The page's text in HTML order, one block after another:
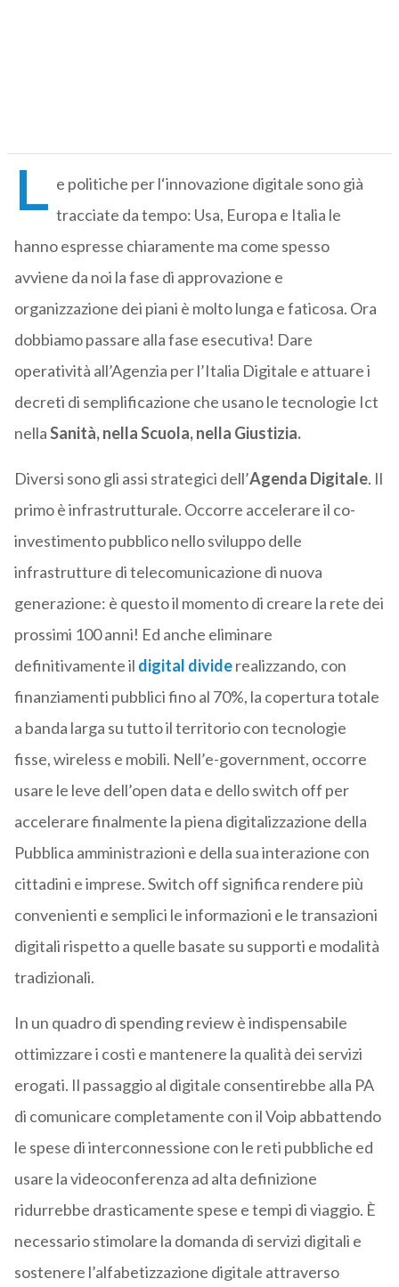
L e politiche per l‘innovazione digitale sono già
tracciate da tempo: Usa, Europa e Italia le
hanno espresse chiaramente ma come spesso
avviene da noi la fase di approvazione e
organizzazione dei piani è molto lunga e faticosa. Ora
dobbiamo passare alla fase esecutiva! Dare
operatività all’Agenzia per l’Italia Digitale e attuare i
decreti di semplificazione che usano le tecnologie Ict
nellaSanità, nella Scuola, nella Giustizia.
Diversi sono gli assi strategici dell’Agenda Digitale. Il
primo è infrastrutturale. Occorre accelerare il co-
investimento pubblico nello sviluppo delle
infrastrutture di telecomunicazione di nuova
generazione: è questo il momento di creare la rete dei
prossimi 100 anni! Ed anche eliminare
definitivamente il digital dividerealizzando, con
finanziamenti pubblici fino al 70%, la copertura totale
a banda larga su tutto il territorio con tecnologie
fisse, wireless e mobili. Nell’e-government, occorre
usare le leve dell’open data e dello switch off per
accelerare finalmente la piena digitalizzazione della
Pubblica amministrazioni e della sua interazione con
cittadini e imprese. Switch off significa rendere più
convenienti e semplici le informazioni e le transazioni
digitali rispetto a quelle basate su supporti e modalità
tradizionali.
In un quadro di spending review è indispensabile
ottimizzare i costi e mantenere la qualità dei servizi
erogati. Il passaggio al digitale consentirebbe alla PA
di comunicare completamente con il Voip abbattendo
le spese di interconnessione con le reti pubbliche ed
usare la videoconferenza ad alta definizione
ridurrebbe drasticamente spese e tempi di viaggio. È
necessario stimolare la domanda di servizi digitali e
sostenere l’alfabetizzazione digitale attraverso